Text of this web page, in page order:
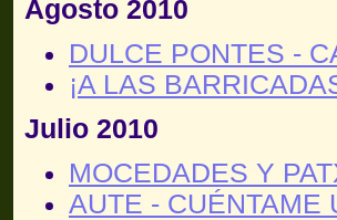
Agosto 2010
DULCE PONTES -
¡A LAS
Julio 2010
MOCEDADES Y
AUTE - CUÉNTAME